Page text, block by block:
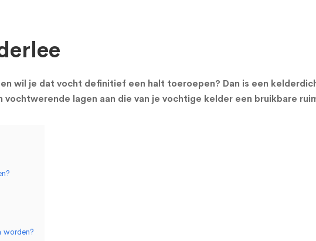
wil je dat vocht definitief een halt toeroepen? Dan is een
lagen aan die van je vochtige kelder een bruikbare
worden?